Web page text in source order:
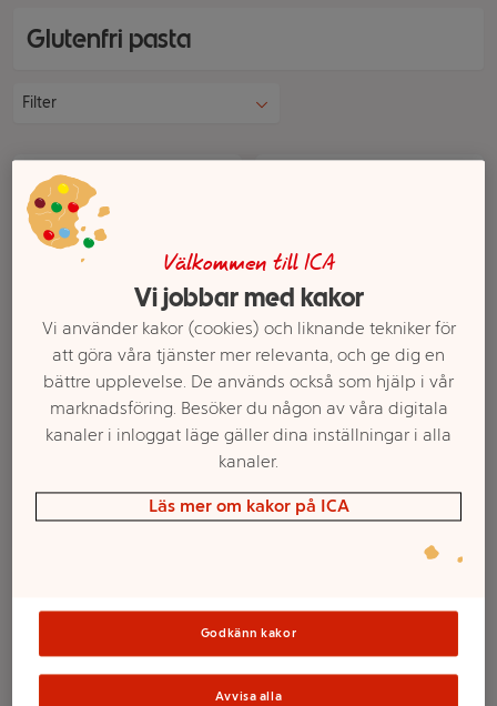
Glutenfri pasta
Filter
Pasta Linguini glutenfri
300g KRAV Semper
Välj butik
Lasagne Glutenfri 250g
Barilla
Välj butik
Välkommen till ICA
Vi jobbar med kakor
Vi använder kakor (cookies) och liknande tekniker för
att göra våra tjänster mer relevanta, och ge dig en
bättre upplevelse. De används också som hjälp i vår
marknadsföring. Besöker du någon av våra digitala
kanaler i inloggat läge gäller dina inställningar i alla
kanaler.
Läs mer om kakor på ICA
Godkänn kakor
Avvisa alla